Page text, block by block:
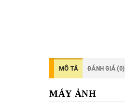
MÔ TẢ ĐÁNH GIÁ (0)
MÁY ẢNH